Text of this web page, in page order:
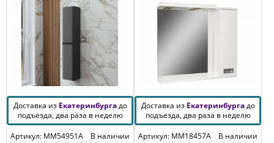
Доставка из Екатеринбургадо
подъезда, два раза в неделю
Артикул: MM54951A
В наличии
Доставка из Екатеринбургадо
подъезда, два раза в неделю
Артикул: MM18457A
В наличии